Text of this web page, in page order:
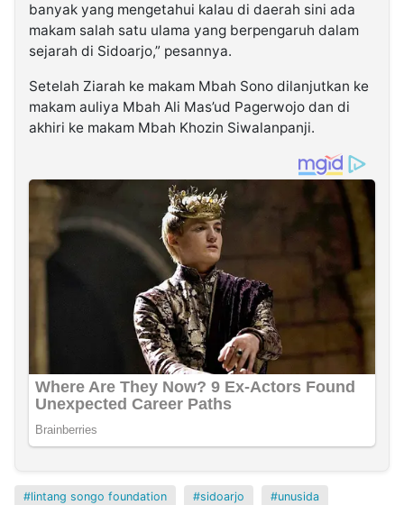
banyak yang mengetahui kalau di daerah sini ada
makam salah satu ulama yang berpengaruh dalam
sejarah di Sidoarjo,” pesannya.
Setelah Ziarah ke makam Mbah Sono dilanjutkan ke
makam auliya Mbah Ali Mas’ud Pagerwojo dan di
akhiri ke makam Mbah Khozin Siwalanpanji.
lintang songo foundation sidoarjo unusida